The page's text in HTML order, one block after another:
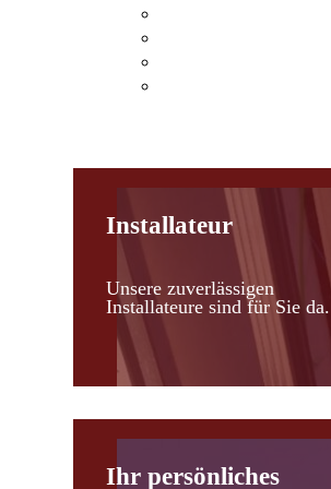
Installateur
Unsere zuverlässigen
Installateure sind für Sie da.
Ihr persönliches